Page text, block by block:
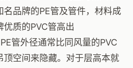
品牌的PE管及管件，材料成
质的PVC管高出
管外径通常比同风量的PVC
顶空间来隐藏。对于层高本就